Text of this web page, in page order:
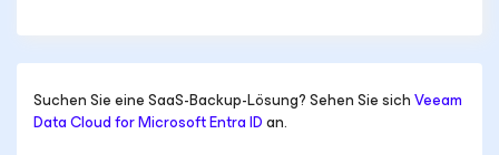
Suchen Sie eine SaaS-Backup-Lösung?Sehen Sie sichVeeam
Data Cloudfor Microsoft Entra IDan.